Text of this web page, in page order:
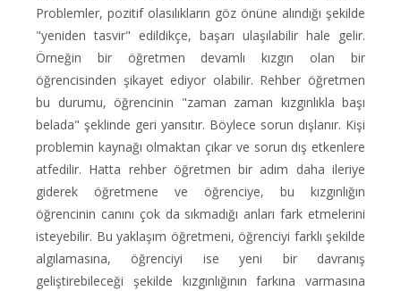
Problemler, pozitif olasılıkların göz önüne alındığı şekilde
"yeniden tasvir" edildikçe, başarı ulaşılabilir hale gelir.
Örneğin bir öğretmen devamlı kızgın olan bir
öğrencisinden şikayet ediyor olabilir. Rehber öğretmen
bu durumu, öğrencinin "zaman zaman kızgınlıkla başı
belada" şeklinde geri yansıtır. Böylece sorun dışlanır. Kişi
problemin kaynağı olmaktan çıkar ve sorun dış etkenlere
atfedilir. Hatta rehber öğretmen bir adım daha ileriye
giderek öğretmene ve öğrenciye, bu kızgınlığın
öğrencinin canını çok da sıkmadığı anları fark etmelerini
isteyebilir. Bu yaklaşım öğretmeni, öğrenciyi farklı şekilde
algılamasına, öğrenciyi ise yeni bir davranış
geliştirebileceği şekilde kızgınlığının farkına varmasına